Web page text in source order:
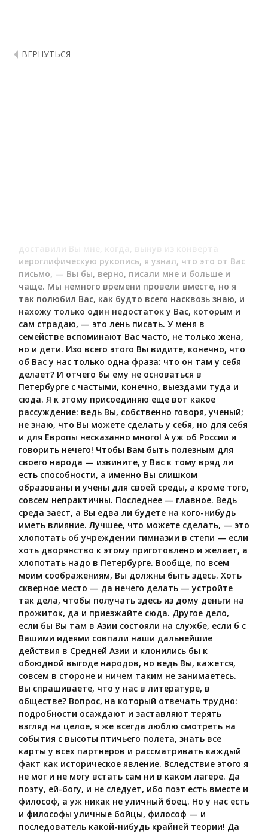
ВЕРНУТЬСЯ
доставили Вы мне, когда, вынув из конверта
иероглифическую рукопись, я узнал, что это от Вас
письмо, — Вы бы, верно, писали мне и больше и
чаще. Мы немного времени провели вместе, но я
так полюбил Вас, как будто всего насквозь знаю, и
нахожу только один недостаток у Вас, которым и
сам страдаю, — это лень писать. У меня в
семействе вспоминают Вас часто, не только жена,
но и дети. Изо всего этого Вы видите, конечно, что
об Вас у нас только одна фраза: что он там у себя
делает? И отчего бы ему не основаться в
Петербурге с частыми, конечно, выездами туда и
сюда. Я к этому присоединяю еще вот какое
рассуждение: ведь Вы, собственно говоря, ученый;
не знаю, что Вы можете сделать у себя, но для себя
и для Европы несказанно много! А уж об России и
говорить нечего! Чтобы Вам быть полезным для
своего народа — извините, у Вас к тому вряд ли
есть способности, а именно Вы слишком
образованы и учены для своей среды, а кроме того,
совсем непрактичны. Последнее — главное. Ведь
среда заест, а Вы едва ли будете на кого-нибудь
иметь влияние. Лучшее, что можете сделать, — это
хлопотать об учреждении гимназии в степи — если
хоть дворянство к этому приготовлено и желает, а
хлопотать надо в Петербурге. Вообще, по всем
моим соображениям, Вы должны быть здесь. Хоть
скверное место — да нечего делать — устройте
так дела, чтобы получать здесь из дому деньги на
прожиток, да и приезжайте сюда. Другое дело,
если бы Вы там в Азии состояли на службе, если б с
Вашими идеями совпали наши дальнейшие
действия в Средней Азии и клонились бы к
обоюдной выгоде народов, но ведь Вы, кажется,
совсем в стороне и ничем таким не занимаетесь.
Вы спрашиваете, что у нас в литературе, в
обществе? Вопрос, на который отвечать трудно:
подробности осаждают и заставляют терять
взгляд на целое, я же всегда люблю смотреть на
события с высоты птичьего полета, знать все
карты у всех партнеров и рассматривать каждый
факт как историческое явление. Вследствие этого я
не мог и не могу встать сам ни в каком лагере. Да
поэту, ей-богу, и не следует, ибо поэт есть вместе и
философ, а уж никак не уличный боец. Но у нас есть
и философы уличные бойцы, философ — и
последователь какой-нибудь крайней теории! Да